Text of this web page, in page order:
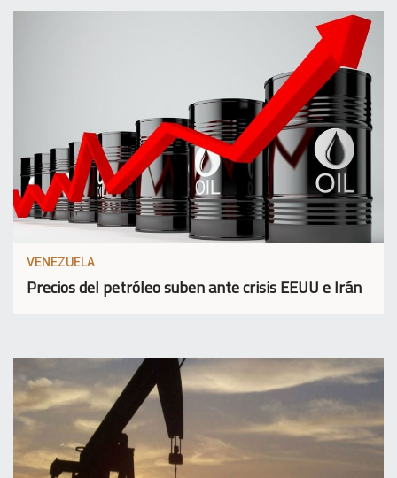
VENEZUELA
Precios del petróleo suben ante crisis EEUU e Irán